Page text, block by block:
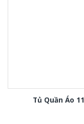
Tủ Quần Áo 11